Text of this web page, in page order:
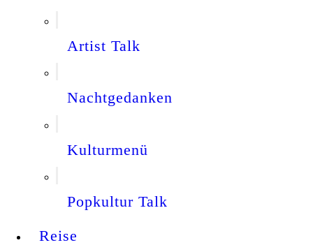
Artist Talk
Nachtgedanken
Kulturmenü
Popkultur Talk
Reise